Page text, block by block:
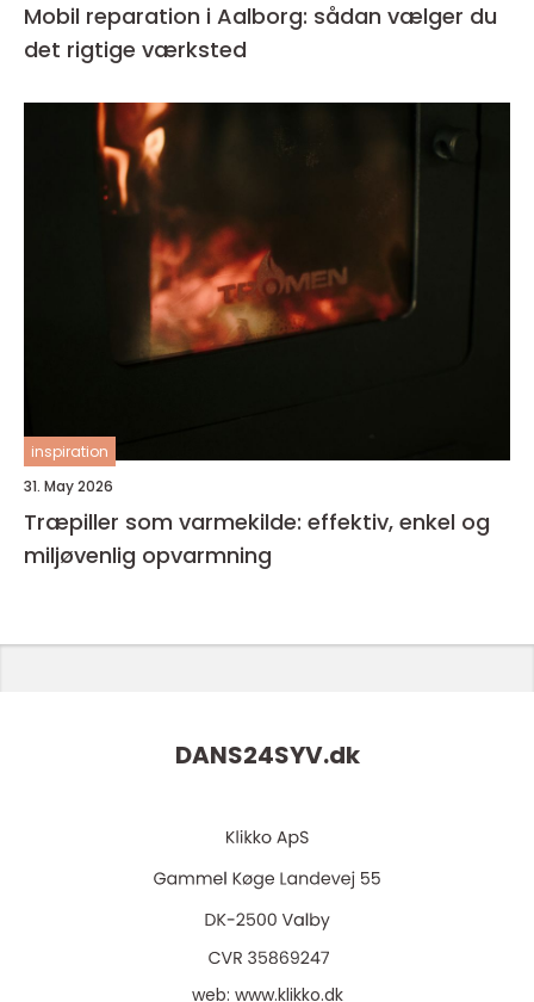
Mobil reparation i Aalborg: sådan vælger du
det rigtige værksted
inspiration
31. May 2026
Træpiller som varmekilde: effektiv, enkel og
miljøvenlig opvarmning
DANS24SYV.dk
web: www.klikko.dk